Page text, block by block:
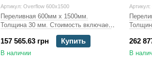
Артикул: Overflow 600x1500
Переливная 600мм х 1500мм.
Толщина 30 мм. Стоимость включает
157 565.63 грн Купить
В наличии
262
В